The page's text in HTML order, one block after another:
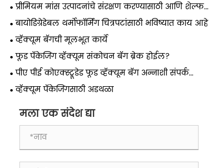
प्रीमियम मांस उत्पादनांचे संरक्षण करण्यासाठी आणि शेल्फ
लाइफ वाढवण्यासाठी बोन गार्ड मीट श्रिंक बॅग का आवश्यक
बायोडिग्रेडेबल थर्मोफॉर्मिंग चित्रपटांसाठी भविष्यात काय आहे
व्हॅक्यूम बॅगची मूलभूत कार्ये
फूड पॅकेजिंग व्हॅक्यूम संकोचन बॅग ब्रेक होईल?
पीए पीई कोएक्स्ट्रूडेड फूड व्हॅक्यूम बॅग अन्नाशी संपर्क
साधण्यासाठी सुरक्षित आहे का?
व्हॅक्यूम पॅकेजिंगसाठी अडथळा
मला एक संदेश द्या